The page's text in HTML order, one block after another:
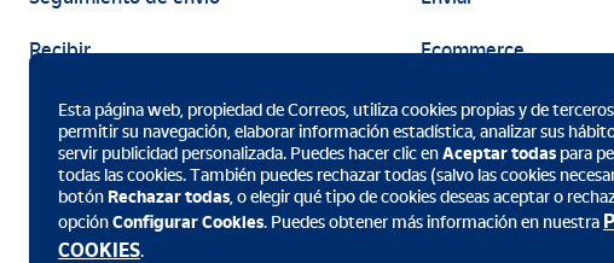
Recibir
Enviar
Ecommerce
Marketing
Descarga la App de Correos
Esta página web, propiedad de Correos, utiliza cookies propias y de
permitir su navegación, elaborar información estadística, analizar sus
servir publicidad personalizada. Puedes hacer clic enAceptar todas para
todas las cookies. También puedes rechazar todas (salvo las cookies
botón Rechazar todas, o elegir qué tipo de cookies deseas aceptar o
opciónConfigurar Cookies. Puedes obtener más información en nuestra
COOKIES.